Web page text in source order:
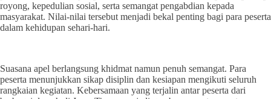
royong, kepedulian sosial, serta semangat pengabdian kepada
masyarakat. Nilai-nilai tersebut menjadi bekal penting bagi para peserta
dalam kehidupan sehari-hari.
Suasana apel berlangsung khidmat namun penuh semangat. Para
peserta menunjukkan sikap disiplin dan kesiapan mengikuti seluruh
rangkaian kegiatan. Kebersamaan yang terjalin antar peserta dari